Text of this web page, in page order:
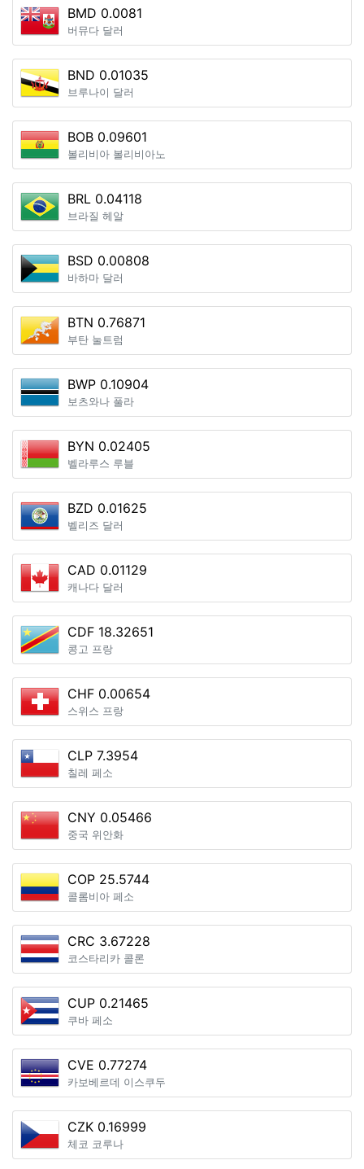
BMD 0.0081
버뮤다 달러
BND 0.01035
브루나이 달러
BOB 0.09601
볼리비아 볼리비아노
BRL 0.04118
브라질 헤알
BSD 0.00808
바하마 달러
BTN 0.76871
부탄 눌트럼
BWP 0.10904
보츠와나 풀라
BYN 0.02405
벨라루스 루블
BZD 0.01625
벨리즈 달러
CAD 0.01129
캐나다 달러
CDF 18.32651
콩고 프랑
CHF 0.00654
스위스 프랑
CLP 7.3954
칠레 페소
CNY 0.05466
중국 위안화
COP 25.5744
콜롬비아 페소
CRC 3.67228
코스타리카 콜론
CUP 0.21465
쿠바 페소
CVE 0.77274
카보베르데 이스쿠두
CZK 0.16999
체코 코루나